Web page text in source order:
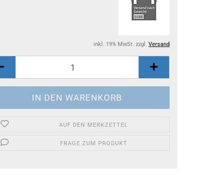
inkl. 19% MwSt. zzgl. Versand
AUF DEN MERKZETTEL
FRAGE ZUM PRODUKT